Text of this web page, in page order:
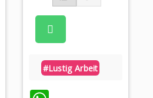
#lustig Arbeit